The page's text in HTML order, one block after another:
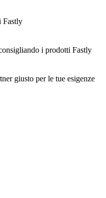
Fastly
i prodotti Fastly
giusto per le tue esigenze